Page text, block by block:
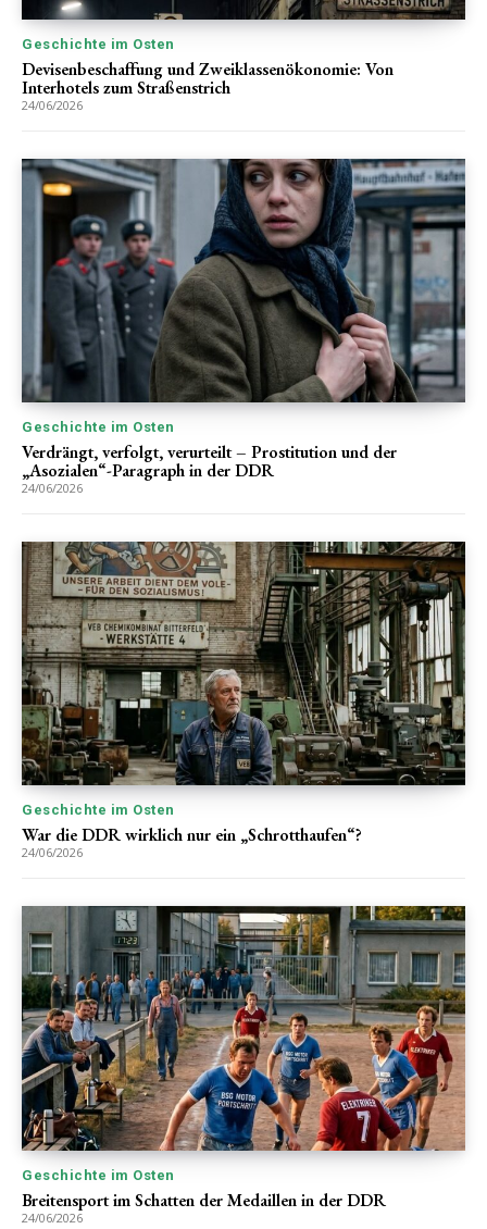
Geschichte im Osten
Devisenbeschaffung und Zweiklassenökonomie: Von
Interhotels zum Straßenstrich
24/06/2026
Geschichte im Osten
Verdrängt, verfolgt, verurteilt – Prostitution und der
„Asozialen“-Paragraph in der DDR
24/06/2026
Geschichte im Osten
War die DDR wirklich nur ein „Schrotthaufen“?
24/06/2026
Geschichte im Osten
Breitensport im Schatten der Medaillen in der DDR
24/06/2026